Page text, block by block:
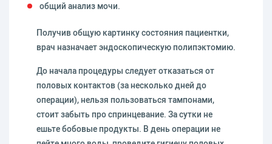
общий анализ мочи.
Получив общую картинку состояния пациентки,
врач назначает эндоскопическую полипэктомию.
До начала процедуры следует отказаться от
половых контактов (за несколько дней до
операции), нельзя пользоваться тампонами,
стоит забыть про спринцевание. За сутки не
ешьте бобовые продукты. В день операции не